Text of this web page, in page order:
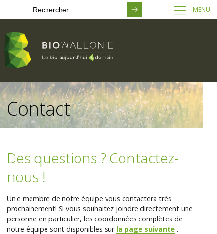
Passer
au
contenu
principal
MENU
Contact
Des questions ? Contactez-
nous !
Un·e membre de notre équipe vous contactera très
prochainement! Si vous souhaitez joindre directement une
personne en particulier, les coordonnées complètes de
notre équipe sont disponibles sur la page suivante .